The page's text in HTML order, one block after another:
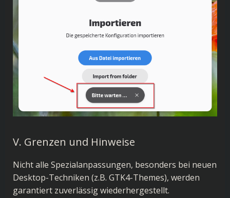
V. Grenzen und Hinweise
Nicht alle Spezialanpassungen, besonders bei neuen
Desktop-Techniken (z.B. GTK4-Themes), werden
garantiert zuverlässig wiederhergestellt.